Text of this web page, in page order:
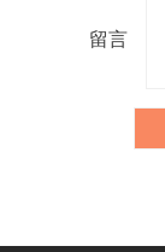
留言